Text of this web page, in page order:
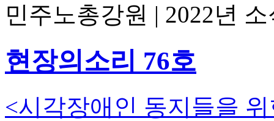
민주노총강원 | 2022년
현장의소리 76호
<시각장애인 동지들을